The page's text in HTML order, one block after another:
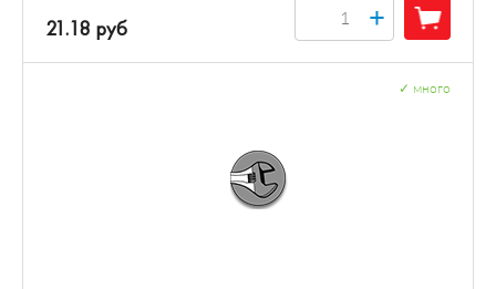
21.18 руб +
много